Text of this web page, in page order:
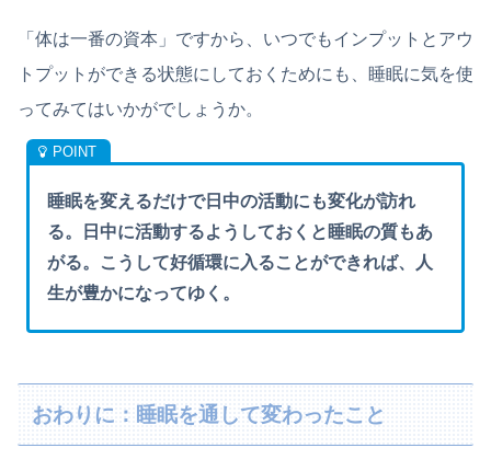
「体は一番の資本」ですから、いつでもインプットとアウ
トプットができる状態にしておくためにも、睡眠に気を使
ってみてはいかがでしょうか。
睡眠を変えるだけで日中の活動にも変化が訪れ
る。日中に活動するようしておくと睡眠の質もあ
がる。こうして好循環に入ることができれば、人
生が豊かになってゆく。
おわりに：睡眠を通して変わったこと